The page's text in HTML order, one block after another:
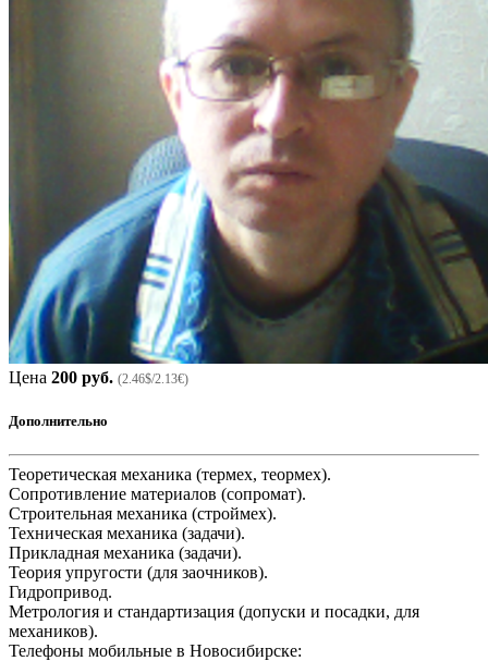
Цена 200 руб. (2.46$/2.13€)
Дополнительно
Теоретическая механика (термех, теормех).
Сопротивление материалов (сопромат).
Строительная механика (строймех).
Техническая механика (задачи).
Прикладная механика (задачи).
Теория упругости (для заочников).
Гидропривод.
Метрология и стандартизация (допуски и посадки, для
механиков).
Телефоны мобильные в Новосибирске: